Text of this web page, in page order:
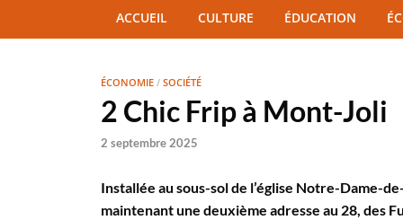
ACCUEIL CULTURE ÉDUCATION
ÉCONOMIE / SOCIÉTÉ
2 Chic Frip à Mont-Joli
2 septembre 2025
Installée au sous-sol de l’église Notre-Dame-
maintenant une deuxième adresse au 28, des